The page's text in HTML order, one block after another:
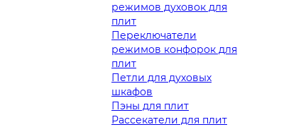
режимов духовок для
плит
Переключатели
режимов конфорок для
плит
Петли для духовых
шкафов
Пэны для плит
Рассекатели для плит